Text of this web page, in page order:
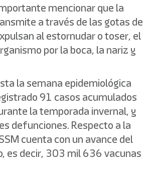
mencionar que la
a través de las gotas de
al estornudar o toser, el
por la boca, la nariz y
la semana epidemiológica
91 casos acumulados
la temporada invernal, y
defunciones. Respecto a la
cuenta con un avance del
es decir, 303 mil 636 vacunas